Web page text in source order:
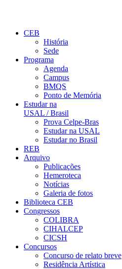
CEB
História
Sede
Programa
Agenda
Campus
BMQS
Ponto de Memória
Estudar na
USAL / Brasil
Prova Celpe-Bras
Estudar na USAL
Estudar no Brasil
REB
Arquivo
Publicações
Hemeroteca
Notícias
Galeria de fotos
Biblioteca CEB
Congressos
COLIBRA
CIHALCEP
CICSH
Concursos
Concurso de relato breve
Residência Artística